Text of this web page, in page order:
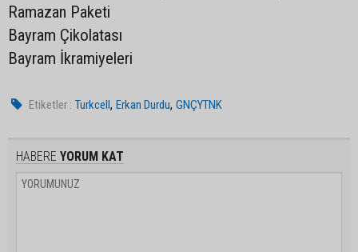
Ramazan Paketi
Bayram Çikolatası
Bayram İkramiyeleri
Etiketler : Turkcell,Erkan Durdu,GNÇYTNK
HABERE YORUM KAT